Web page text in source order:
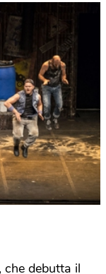
che debutta il